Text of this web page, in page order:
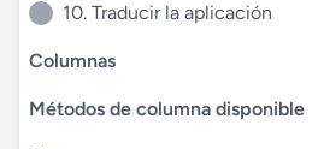
10. Traducir la aplicación
Columnas
Métodos de columna disponible